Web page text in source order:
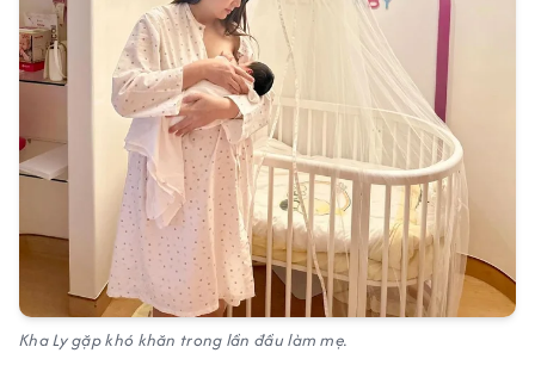
Kha Ly gặp khó khăn trong lần đầu làm mẹ.